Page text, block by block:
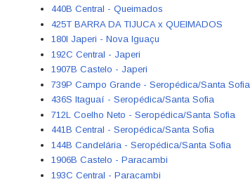
440B Central - Queimados
425T BARRA DA TIJUCA x QUEIMADOS
180I Japeri - Nova Iguaçu
192C Central - Japeri
1907B Castelo - Japeri
739P Campo Grande - Seropédica/Santa Sofia
436S Itaguaí - Seropédica/Santa Sofia
712L Coelho Neto - Seropédica/Santa Sofia
441B Central - Seropédica/Santa Sofia
144B Candelária - Seropédica/Santa Sofia
1906B Castelo - Paracambi
193C Central - Paracambi